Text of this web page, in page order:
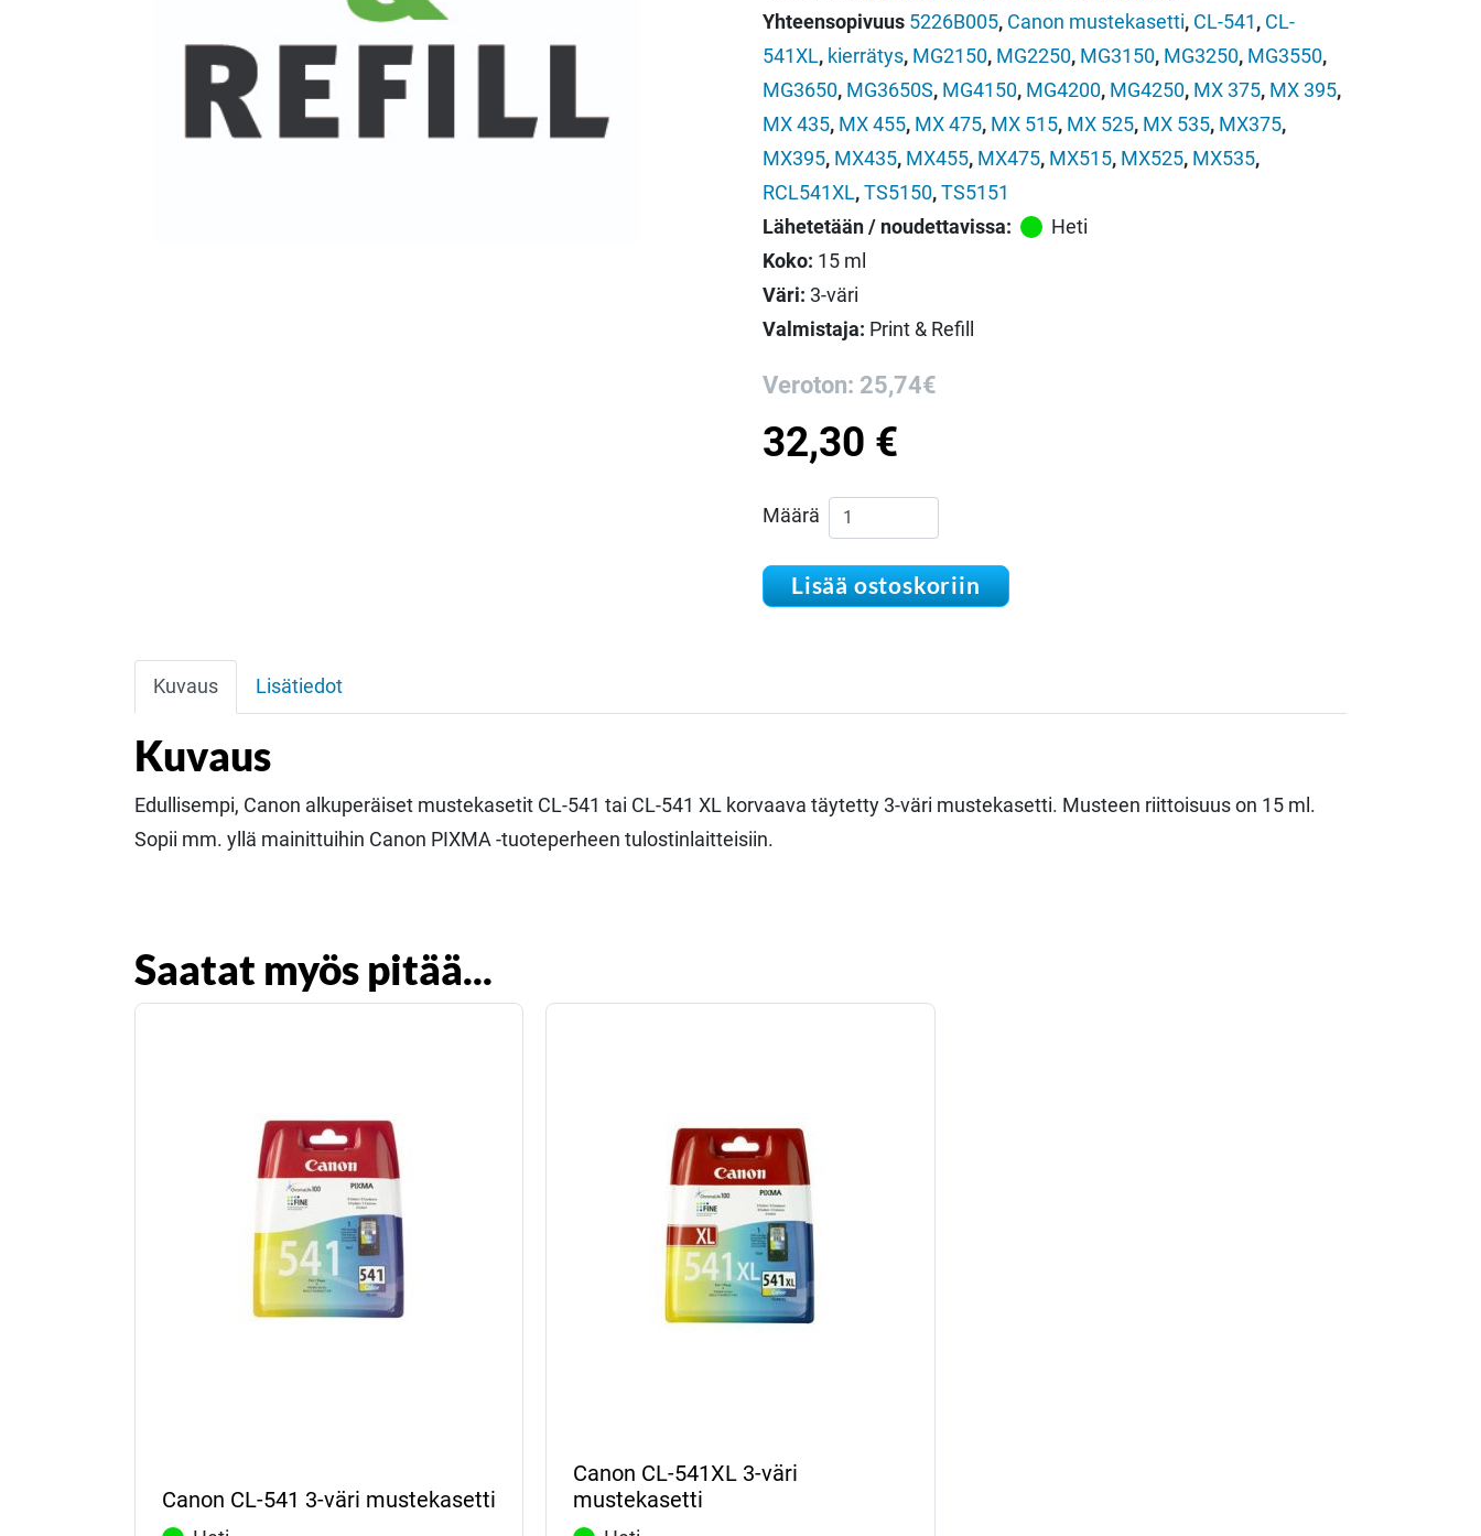
Yhteensopivuus 5226B005, Canon mustekasetti, CL-541 , CL-
541XL, kierrätys, MG2150, MG2250, MG3150, MG3250, MG3550,
MG3650, MG3650S, MG4150, MG4200, MG4250, MX 375, MX 395,
MX 435, MX 455, MX 475, MX 515, MX 525, MX 535, MX375,
MX395, MX435, MX455, MX475, MX515, MX525, MX535,
RCL541XL, TS5150, TS5151
Lähetetään / noudettavissa:
Heti
Koko: 15 ml
Väri: 3-väri
Valmistaja: Print & Refill
Veroton: 25,74€
32,30 €
Määrä Print & Refill Canon CL-541 XL täytetty 3-väri mustekasetti määrä
Lisää ostoskoriin
Kuvaus Lisätiedot
Kuvaus
Edullisempi, Canon alkuperäiset mustekasetit CL-541 tai CL-541 XL korvaava täytetty 3-väri mustekasetti. Musteen riittoisuus on 15 ml.
Sopii mm. yllä mainittuihin Canon PIXMA -tuoteperheen tulostinlaitteisiin.
Saatat myös pitää...
Canon CL-541 3-väri mustekasetti
Canon CL-541XL 3-väri
mustekasetti